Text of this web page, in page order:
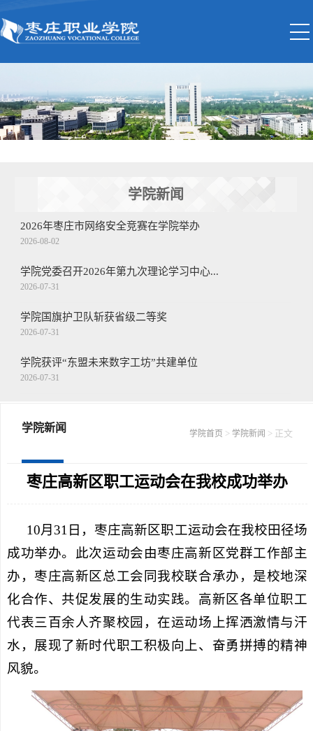
学院新闻
2026年枣庄市网络安全竞赛在学院举办
2026-08-02
学院党委召开2026年第九次理论学习中心...
2026-07-31
学院国旗护卫队斩获省级二等奖
2026-07-31
学院获评“东盟未来数字工坊”共建单位
2026-07-31
2026-07-30
学院首页 > 学院新闻 > 正文
学院新闻
枣庄高新区职工运动会在我校成功举办
10月31日，枣庄高新区职工运动会在我校田径场
成功举办。此次运动会由枣庄高新区党群工作部主
办，枣庄高新区总工会同我校联合承办，是校地深
化合作、共促发展的生动实践。高新区各单位职工
代表三百余人齐聚校园，在运动场上挥洒激情与汗
水，展现了新时代职工积极向上、奋勇拼搏的精神
风貌。